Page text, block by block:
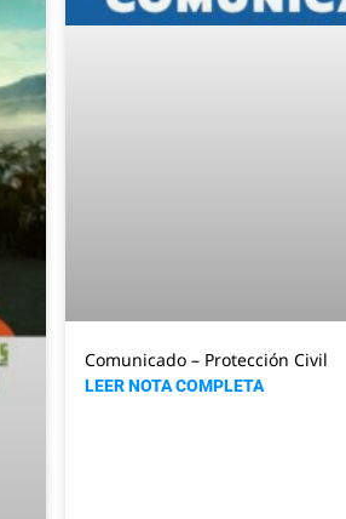
Comunicado – Protección Civil
LEER NOTA COMPLETA